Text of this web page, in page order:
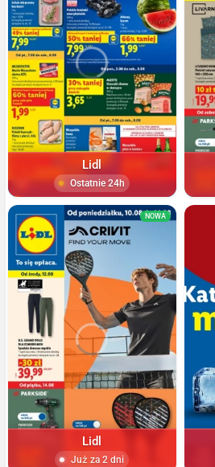
Lidl
Ostatnie 24h
NOWA
Lidl
Już za 2 dni